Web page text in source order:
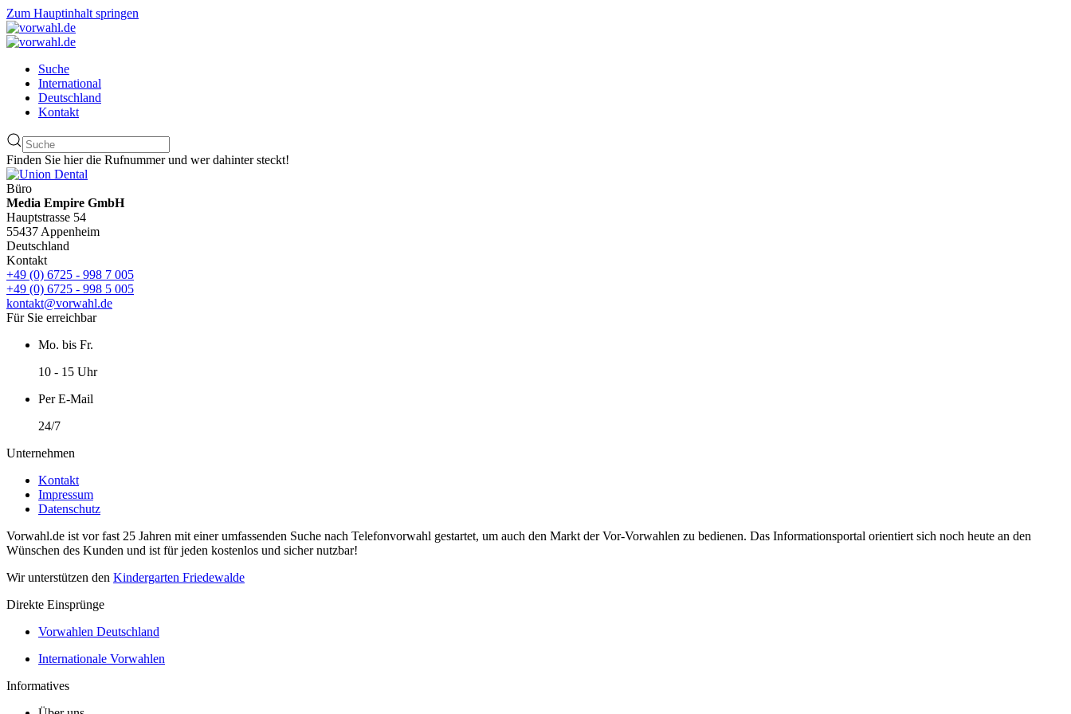
Zum Hauptinhalt springen
Suche
International
Deutschland
Kontakt
Finden Sie hier die Rufnummer und wer dahinter steckt!
Büro
Media Empire GmbH
Hauptstrasse 54
55437 Appenheim
Deutschland
Kontakt
+49 (0) 6725 - 998 7 005
+49 (0) 6725 - 998 5 005
kontakt@vorwahl.de
Für Sie erreichbar
Mo. bis Fr.
10 - 15 Uhr
Per E-Mail
24/7
Unternehmen
Kontakt
Impressum
Datenschutz
Vorwahl.de ist vor fast 25 Jahren mit einer umfassenden Suche nach Telefonvorwahl gestartet, um auch den Markt der Vor-Vorwahlen zu bedienen. Das Informationsportal orientiert sich noch heute an den
Wünschen des Kunden und ist für jeden kostenlos und sicher nutzbar!
Wir unterstützen den Kindergarten Friedewalde
Direkte Einsprünge
Vorwahlen Deutschland
Internationale Vorwahlen
Informatives